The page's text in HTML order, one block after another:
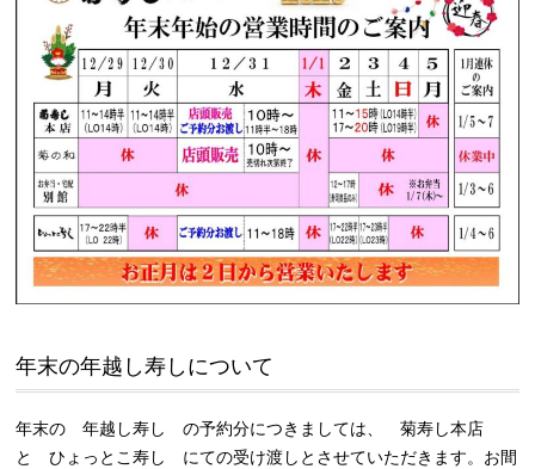
年末の年越し寿しについて
年末の 年越し寿し の予約分につきましては、 菊寿し本店
と ひょっとこ寿し にての受け渡しとさせていただきます。お間